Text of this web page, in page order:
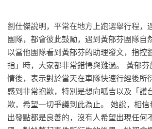
劉仕傑說明，平常在地方上跑選舉行程，
團隊，都會彼此鼓勵，遇到黃郁芬團隊自
以當他團隊看到黃郁芬的助理發文，指控
指」時，大家都非常錯愕與難過。 黃郁
情後，表示對於當天在車隊快速行經後所
感到非常抱歉，特別是想向呱吉以及「護
歉，希望一切爭議到此為止。 她說，相信
出發點都是良善的，沒有人希望出現任何